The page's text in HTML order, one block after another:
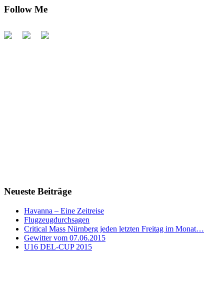
Follow Me
Neueste Beiträge
Havanna – Eine Zeitreise
Flugzeugdurchsagen
Critical Mass Nürnberg jeden letzten Freitag im Monat…
Gewitter vom 07.06.2015
U16 DEL-CUP 2015